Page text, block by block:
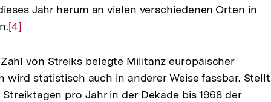
Jahr herum an vielen verschiedenen Orten in
Zur
der
Fußnote
[4]
von Streiks belegte Militanz europäischer
wird statistisch auch in anderer Weise fassbar. Stellt
pro Jahr in der Dekade bis 1968 der